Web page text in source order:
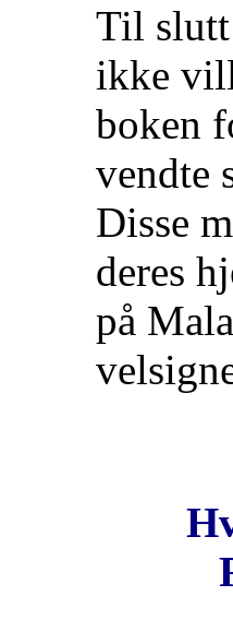
Til
ikke
boken
vendte
Disse
deres
på